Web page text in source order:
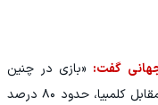
گفت: «بازی در چنین
تورنمنتی واقعاً متفاوت است. در مسابقه اول مقابل کلمبیا، حدود ۸۰ درصد